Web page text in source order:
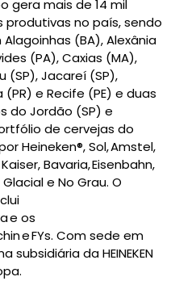
gera mais de 14 mil
no país, sendo
(BA), Alexânia
(PA), Caxias (MA),
(SP), Jacareí (SP),
e Recife (PE) e duas
do Jordão (SP) e
de cervejas do
Heineken®, Sol, Amstel,
Bavaria, Eisenbahn,
e No Grau. O
e os
e FYs. Com sede em
subsidiária da HEINEKEN